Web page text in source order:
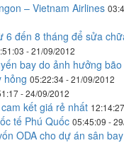
– Vietnam Airlines
6 đến 8 tháng để sửa
- 21/09/2012
bay do ảnh hưởng bão
hỏng 05:22:34 - 21/09/2012
- 24/09/2012
kết giá rẻ nhất
tế Phú Quốc 05:45:09 -
ODA cho dự án sân